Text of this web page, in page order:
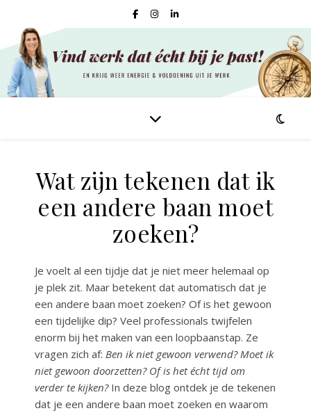
Wat zijn tekenen dat ik
een andere baan moet
zoeken?
Je voelt al een tijdje dat je niet meer helemaal op
je plek zit. Maar betekent dat automatisch dat je
een andere baan moet zoeken? Of is het gewoon
een tijdelijke dip? Veel professionals twijfelen
enorm bij het maken van een loopbaanstap. Ze
vragen zich af: Ben ik niet gewoon verwend? Moet ik
niet gewoon doorzetten? Of is het écht tijd om
verder te kijken?In deze blog ontdek je de tekenen
dat je een andere baan moet zoeken en waarom